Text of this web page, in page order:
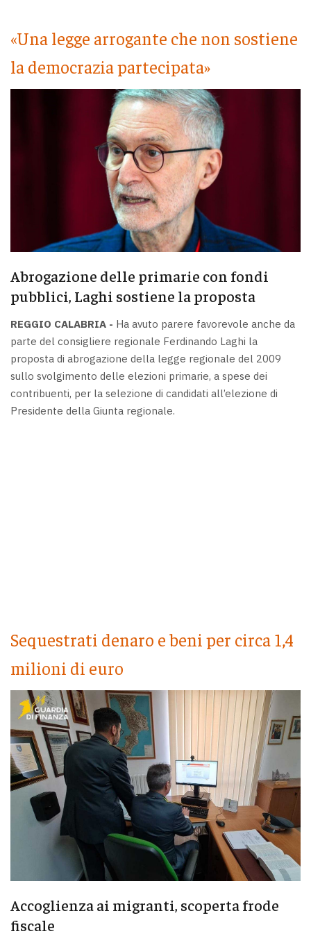
«Una legge arrogante che non sostiene
la democrazia partecipata»
Abrogazione delle primarie con fondi
pubblici, Laghi sostiene la proposta
REGGIO CALABRIA - Ha avuto parere favorevole anche da
parte del consigliere regionale Ferdinando Laghi la
proposta di abrogazione della legge regionale del 2009
sullo svolgimento delle elezioni primarie, a spese dei
contribuenti, per la selezione di candidati all’elezione di
Presidente della Giunta regionale.
Sequestrati denaro e beni per circa 1,4
milioni di euro
Accoglienza ai migranti, scoperta frode
fiscale